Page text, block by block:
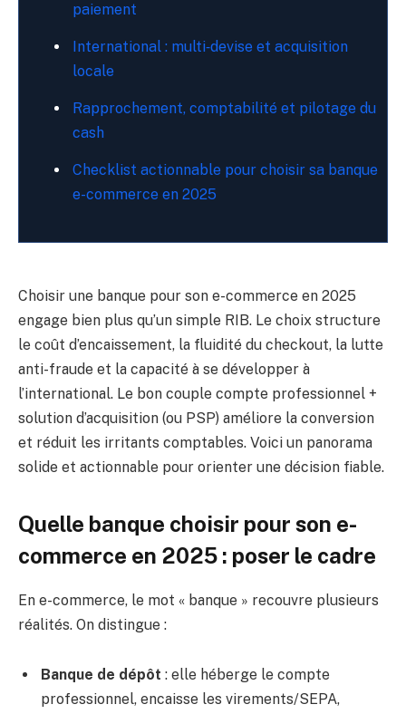
paiement
International : multi‑devise et acquisition
locale
Rapprochement, comptabilité et pilotage du
cash
Checklist actionnable pour choisir sa banque
e-commerce en 2025
Choisir une banque pour son e-commerce en 2025
engage bien plus qu’un simple RIB. Le choix structure
le coût d’encaissement, la fluidité du checkout, la lutte
anti-fraude et la capacité à se développer à
l’international. Le bon couple compte professionnel +
solution d’acquisition (ou PSP) améliore la conversion
et réduit les irritants comptables. Voici un panorama
solide et actionnable pour orienter une décision fiable.
Quelle banque choisir pour son e-
commerce en 2025 : poser le cadre
En e-commerce, le mot « banque » recouvre plusieurs
réalités. On distingue :
Banque de dépôt : elle héberge le compte
professionnel, encaisse les virements/SEPA,